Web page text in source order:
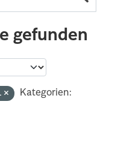
gefunden
Kategorien: